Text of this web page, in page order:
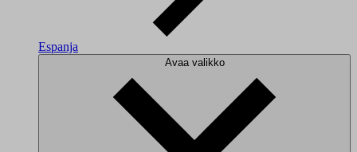
Espanja
Avaa valikko